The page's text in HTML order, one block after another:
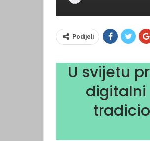
Podijeli
U svijetu
digitalni